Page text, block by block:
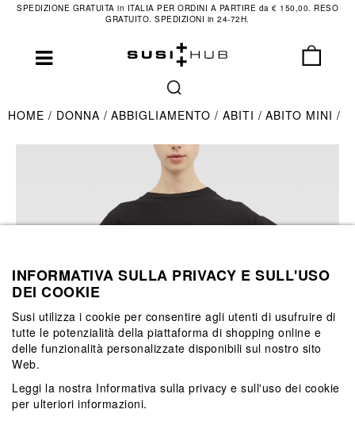
SPEDIZIONE GRATUITA in ITALIA PER ORDINI A PARTIRE da € 150,00. RESO
GRATUITO. SPEDIZIONI in 24-72H.
HOME DONNA ABBIGLIAMENTO ABITI ABITO MINI
INFORMATIVA SULLA PRIVACY E SULL'USO
DEI COOKIE
Susi utilizza i cookie per consentire agli utenti di usufruire di
tutte le potenzialità della piattaforma di shopping online e
delle funzionalità personalizzate disponibili sul nostro sito
Web.
Leggi la nostra Informativa sulla privacy e sull'uso dei cookie
per ulteriori informazioni.